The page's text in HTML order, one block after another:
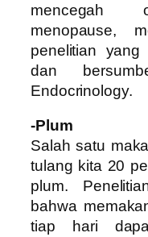
mencegah
menopause,
penelitian
dan
Endocrinology.
-Plum
Salah satu
tulang kita 20
plum.
bahwa
tiap hari